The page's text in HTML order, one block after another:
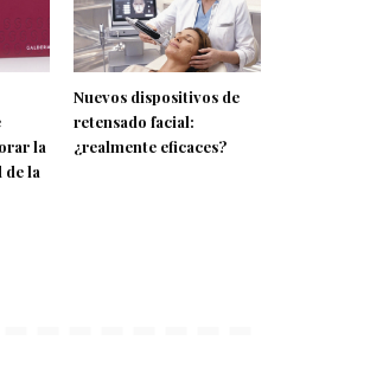
la
de la
Nuevos dispositivos de
retensado facial:
¿realmente eficaces?